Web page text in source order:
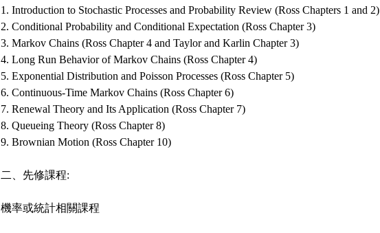
1. Introduction to Stochastic Processes and Probability Review (Ross Chapters 1 and 2)
2. Conditional Probability and Conditional Expectation (Ross Chapter 3)
3. Markov Chains (Ross Chapter 4 and Taylor and Karlin Chapter 3)
4. Long Run Behavior of Markov Chains (Ross Chapter 4)
5. Exponential Distribution and Poisson Processes (Ross Chapter 5)
6. Continuous-Time Markov Chains (Ross Chapter 6)
7. Renewal Theory and Its Application (Ross Chapter 7)
8. Queueing Theory (Ross Chapter 8)
9. Brownian Motion (Ross Chapter 10)
二、先修課程:
機率或統計相關課程